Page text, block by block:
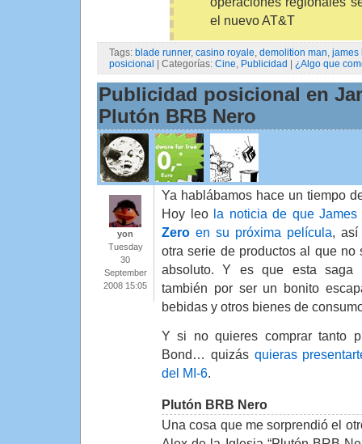
el nuevo AT&T
Tags: blade runner, casino royale demolition man james
posicional | Categorías: Cine Publicidad | ¿Algo que
Publicidad posicional en
Plutón BRB Nero
yon
Tuesday
30
September
2008 15:05
Ya hablábamos hace un tiempo
Hoy leo la noticia de que
Zero en su próxima película, así
otra serie de productos al que no
absoluto. Y es que esta saga
también por ser un bonito
bebidas y otros bienes de
Y si no quieres comprar tanto
Bond… quizás quieras
del MI-6.
Plutón BRB Nero
Una cosa que me sorprendió el